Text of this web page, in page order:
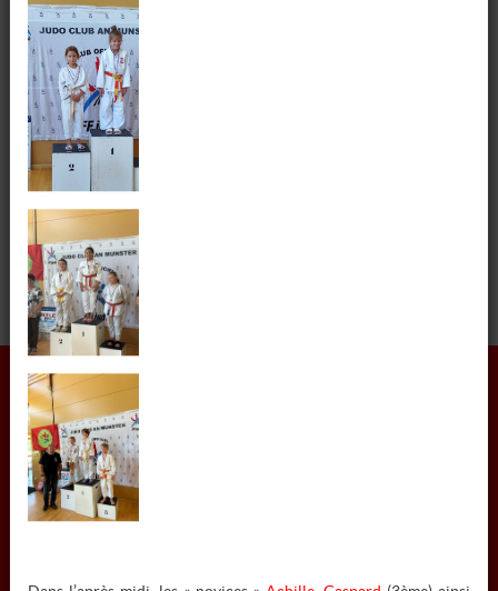
parviennent pas à sortir de leur poule dans une catégorie très
relevée.
Les poussinesMélusine et Chloé
2ème) et Lucile
alors que Manel, Margaux et Lise
etDijar
Et tout ce petit monde à rendez-vous le 29 mars pour le
deuxième tour.
INFORMATIONS